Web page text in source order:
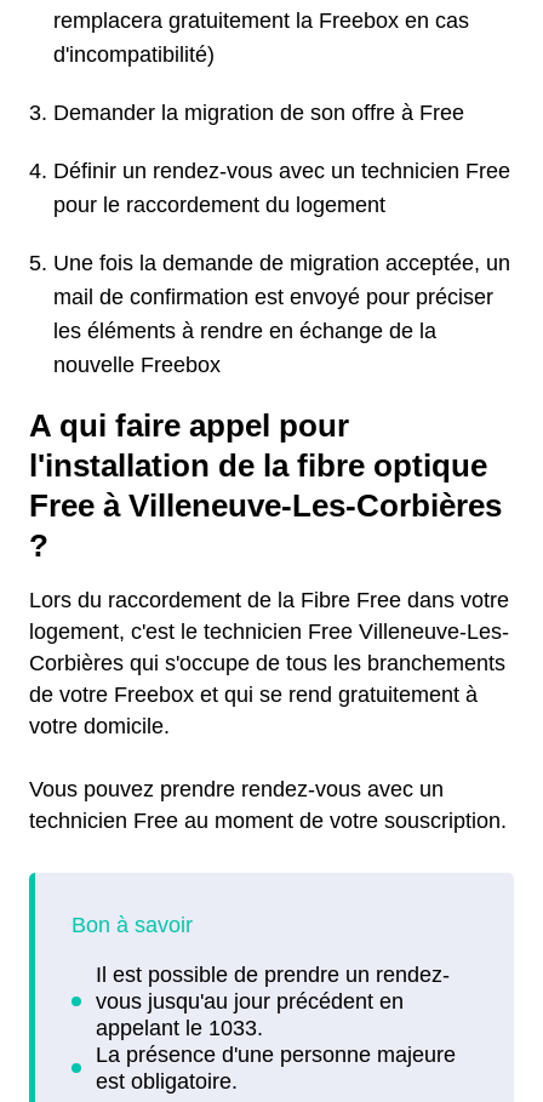
remplacera gratuitement la Freebox en cas
d'incompatibilité)
Demander la migration de son offre à Free
Définir un rendez-vous avec un technicien Free
pour le raccordement du logement
Une fois la demande de migration acceptée, un
mail de confirmation est envoyé pour préciser
les éléments à rendre en échange de la
nouvelle Freebox
A qui faire appel pour
l'installation de la fibre optique
Free à Villeneuve-Les-Corbières
?
Lors du raccordement de la Fibre Free dans votre
logement, c'est le technicien Free Villeneuve-Les-
Corbières qui s'occupe de tous les branchements
de votre Freebox et qui se rend gratuitement à
votre domicile.
Vous pouvez prendre rendez-vous avec un
technicien Free au moment de votre souscription.